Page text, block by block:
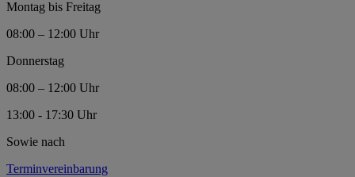
Montag bis Freitag
08:00 – 12:00 Uhr
Donnerstag
08:00 – 12:00 Uhr
13:00 - 17:30 Uhr
Sowie nach
Terminvereinbarung